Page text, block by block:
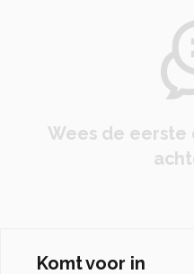
Wees de eerste
Komt voor in